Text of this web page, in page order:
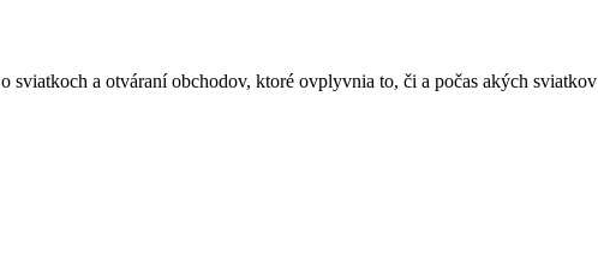
a otváraní obchodov, ktoré ovplyvnia to, či a počas akých